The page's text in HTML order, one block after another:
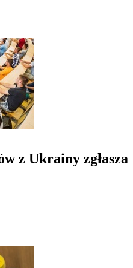
z Ukrainy zgłasza